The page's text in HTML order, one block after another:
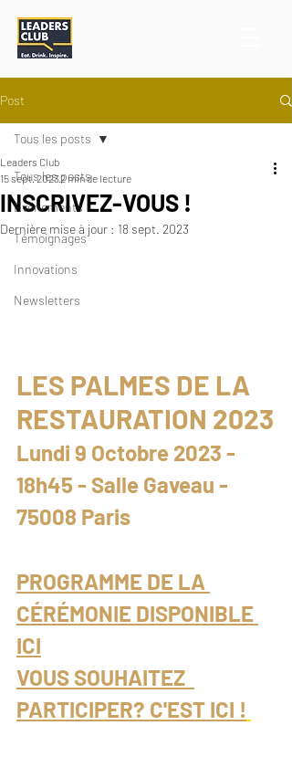
Post
Tous les posts
Événements
Témoignages
Innovations
Newsletters
Tous les posts
INSCRIVEZ-VOUS !
Leaders Club
15 sept. 20232 min de lecture
Dernière mise à jour : 18 sept. 2023
LES PALMES DE LA
RESTAURATION 2023
​Lundi 9 Octobre 2023 -
18h45 - Salle Gaveau -
75008 Paris
PROGRAMME DE LA
CÉRÉMONIE DISPONIBLE
ICI
VOUS SOUHAITEZ
PARTICIPER? C'EST ICI !